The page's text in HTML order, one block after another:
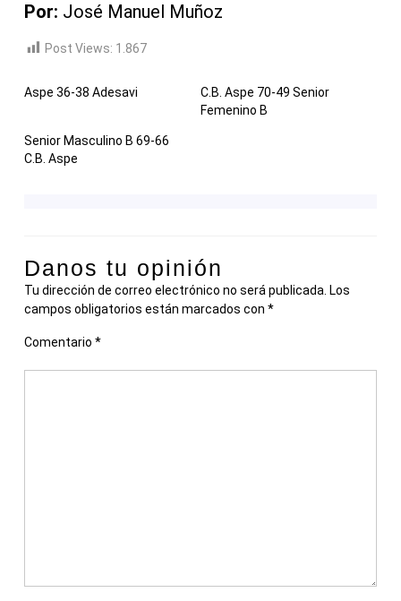
Por: José Manuel Muñoz
Post Views: 1.867
Aspe 36-38 Adesavi
C.B. Aspe 70-49 Senior
Femenino B
Senior Masculino B 69-66
C.B. Aspe
Danos tu opinión
Tu dirección de correo electrónico no será publicada. Los
campos obligatorios están marcados con *
Comentario *